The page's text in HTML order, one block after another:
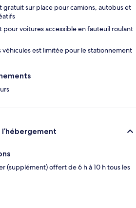
gratuit sur place pour camions, autobus et
pour voitures accessible en fauteuil roulant
véhicules est limitée pour le stationnement
(supplément) offert de 6 h à 10 h tous les